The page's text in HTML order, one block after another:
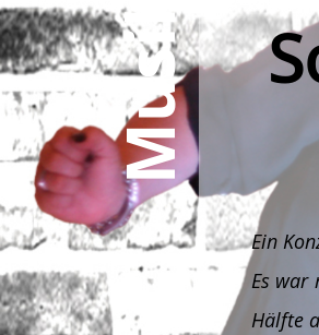
Musik
Ein
Es war
Hälfte